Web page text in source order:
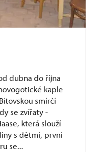
dubna do října
kaple
smírčí
se zvířaty -
která slouží
s dětmi, první
se...